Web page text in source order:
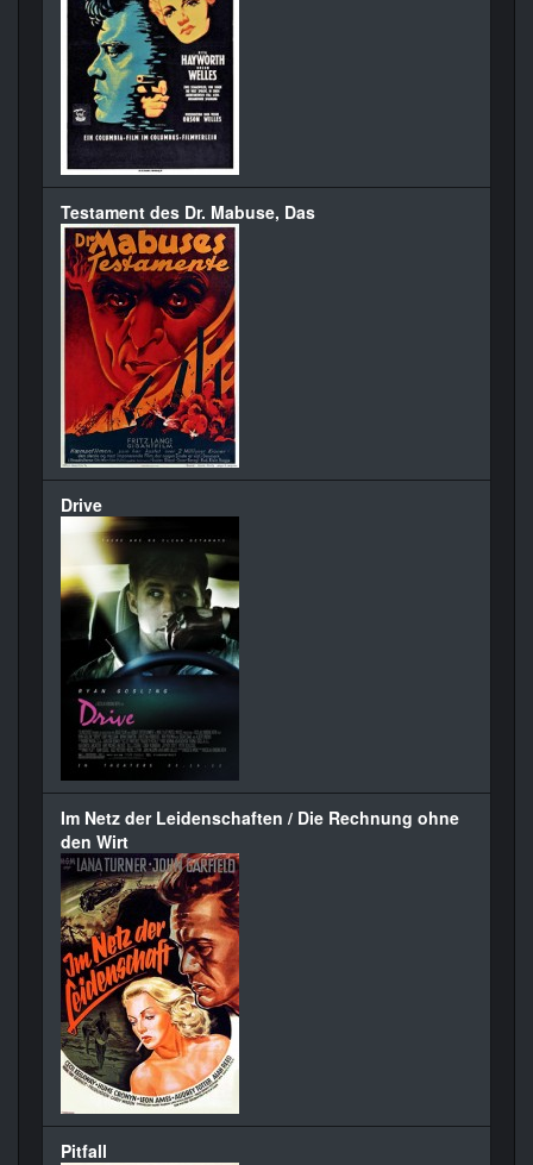
Testament des Dr. Mabuse, Das
Drive
Im Netz der Leidenschaften / Die Rechnung ohne
den Wirt
Pitfall